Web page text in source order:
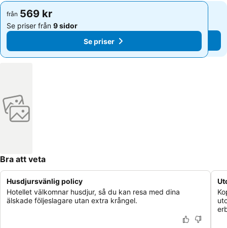
från 569 kr
Se priser från 9 sidor
Se priser
från 569 kr
Se priser från 9 sidor
Se priser
Bra att veta
Husdjursvänlig policy
Hotellet välkomnar husdjur, så du kan resa med dina
älskade följeslagare utan extra krångel.